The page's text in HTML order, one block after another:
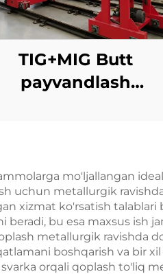
TIG+MIG Butt
payvandlash
mo'ljallangan
uchun metallurgik
xizmat ko'rsatish
bu esa maxsus ish
metallurgik ravishda
boshqarish va bir
orqali qoplash to'liq